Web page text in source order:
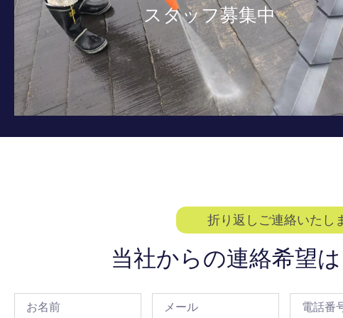
スタッフ募集中
折り返しご連絡いたし
当社からの連絡希望